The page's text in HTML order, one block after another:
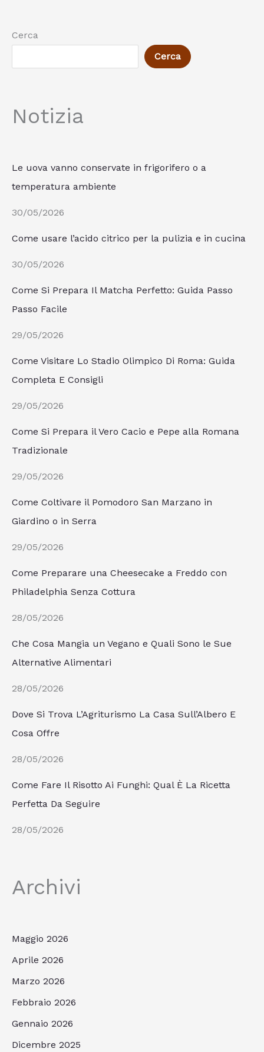
Cerca
Cerca
Notizia
Le uova vanno conservate in frigorifero o a
temperatura ambiente
30/05/2026
Come usare l’acido citrico per la pulizia e in cucina
30/05/2026
Come Si Prepara Il Matcha Perfetto: Guida Passo
Passo Facile
29/05/2026
Come Visitare Lo Stadio Olimpico Di Roma: Guida
Completa E Consigli
29/05/2026
Come Si Prepara il Vero Cacio e Pepe alla Romana
Tradizionale
29/05/2026
Come Coltivare il Pomodoro San Marzano in
Giardino o in Serra
29/05/2026
Come Preparare una Cheesecake a Freddo con
Philadelphia Senza Cottura
28/05/2026
Che Cosa Mangia un Vegano e Quali Sono le Sue
Alternative Alimentari
28/05/2026
Dove Si Trova L’Agriturismo La Casa Sull’Albero E
Cosa Offre
28/05/2026
Come Fare Il Risotto Ai Funghi: Qual È La Ricetta
Perfetta Da Seguire
28/05/2026
Archivi
Maggio 2026
Aprile 2026
Marzo 2026
Febbraio 2026
Gennaio 2026
Dicembre 2025